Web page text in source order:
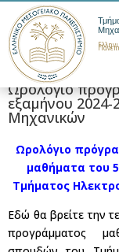
Ωρολόγιο
εξαμήνου 2024-
Μηχανικών
Ωρολόγιο
μαθήματα του
Τμήματος
Εδώ θα βρείτε την
προγράμματος